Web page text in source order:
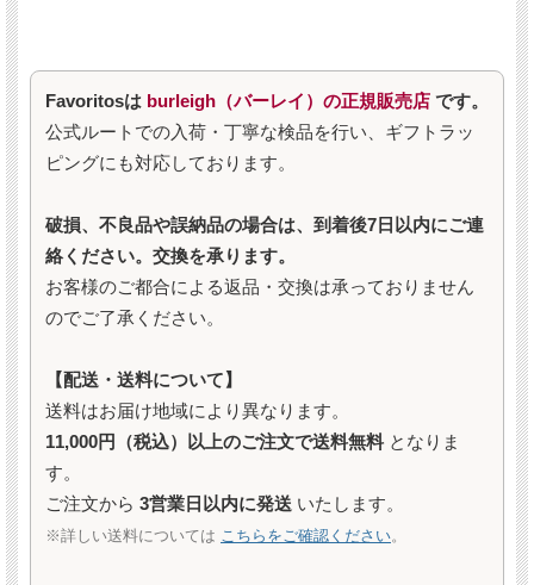
Favoritosは burleigh（バーレイ）の正規販売店 です。
公式ルートでの入荷・丁寧な検品を行い、ギフトラッ
ピングにも対応しております。
破損、不良品や誤納品の場合は、到着後7日以内にご連
絡ください。交換を承ります。
お客様のご都合による返品・交換は承っておりません
のでご了承ください。
【配送・送料について】
送料はお届け地域により異なります。
11,000円（税込）以上のご注文で送料無料 となりま
す。
ご注文から 3営業日以内に発送 いたします。
※詳しい送料については こちらをご確認ください。